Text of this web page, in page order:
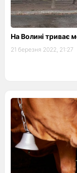
На Волині триває
21 березня 2022, 21:27